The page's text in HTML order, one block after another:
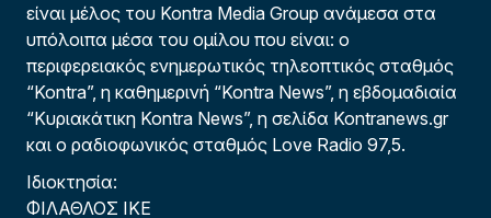
είναι μέλος του Kontra Media Group ανάμεσα στα
υπόλοιπα μέσα του ομίλου που είναι: ο
περιφερειακός ενημερωτικός τηλεοπτικός σταθμός
“Kontra”, η καθημερινή “Kontra News”, η εβδομαδιαία
“Κυριακάτικη Kontra News”, η σελίδα Kontranews.gr
και ο ραδιοφωνικός σταθμός Love Radio 97,5.
Ιδιοκτησία:
ΦΙΛΑΘΛΟΣ ΙΚΕ